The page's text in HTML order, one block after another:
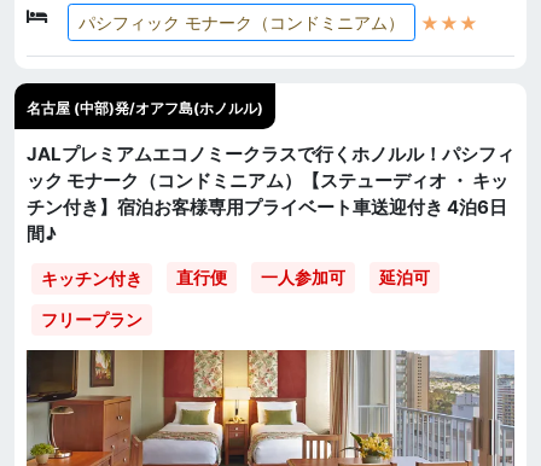
パシフィック モナーク（コンドミニアム） ★★★
名古屋 (中部)発/オアフ島(ホノルル)
JALプレミアムエコノミークラスで行くホノルル！パシフィ
ック モナーク（コンドミニアム）【ステューディオ ・ キッ
チン付き】宿泊お客様専用プライベート車送迎付き 4泊6日
間♪
キッチン付き 直行便 一人参加可 延泊可
フリープラン